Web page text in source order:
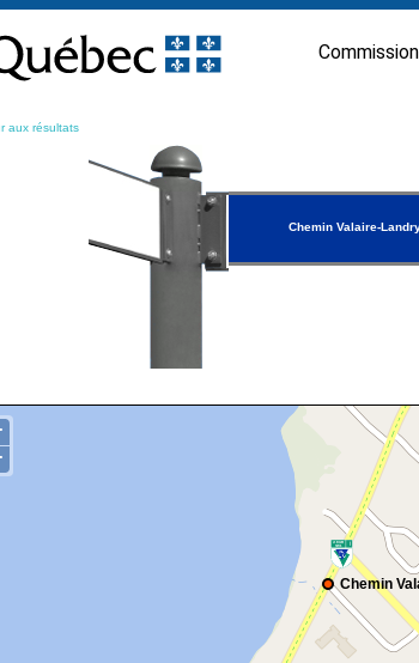
aux résultats
Chemin Valaire-
Chemin